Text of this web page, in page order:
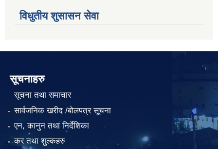
विधुतीय शुसासन सेवा
सूचनाहरु
सूचना तथा समाचार
सार्वजनिक खरीद /बोलपत्र सूचना
एन, कानुन तथा निर्देशिका
कर तथा शुल्कहरु